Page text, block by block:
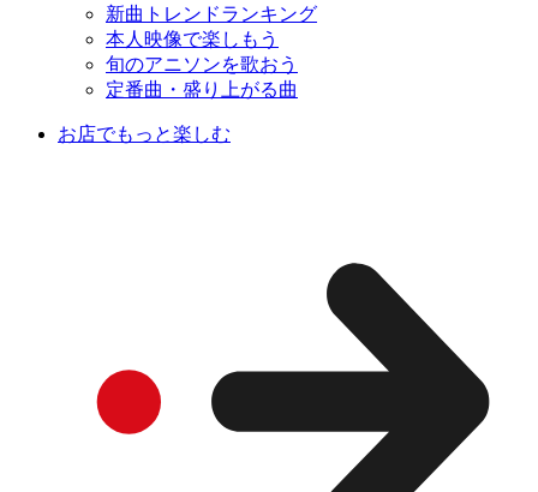
新曲トレンドランキング
本人映像で楽しもう
旬のアニソンを歌おう
定番曲・盛り上がる曲
お店でもっと楽しむ